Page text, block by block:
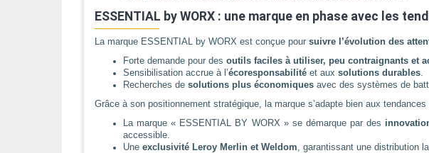
ESSENTIAL by WORX : une marque en phase avec les
La marque ESSENTIAL by WORX est conçue pour suivre l’évolution des
Forte demande pour des outils faciles à utiliser, peu contraignants et
Sensibilisation accrue à l’écoresponsabilité et aux solutions durables.
Recherches de solutions plus économiques avec des systèmes de
Grâce à son positionnement stratégique, la marque s’adapte bien aux tendances
La marque « ESSENTIAL BY WORX » se démarque par des
accessible.
Une exclusivité Leroy Merlin et Weldom, garantissant une distribution